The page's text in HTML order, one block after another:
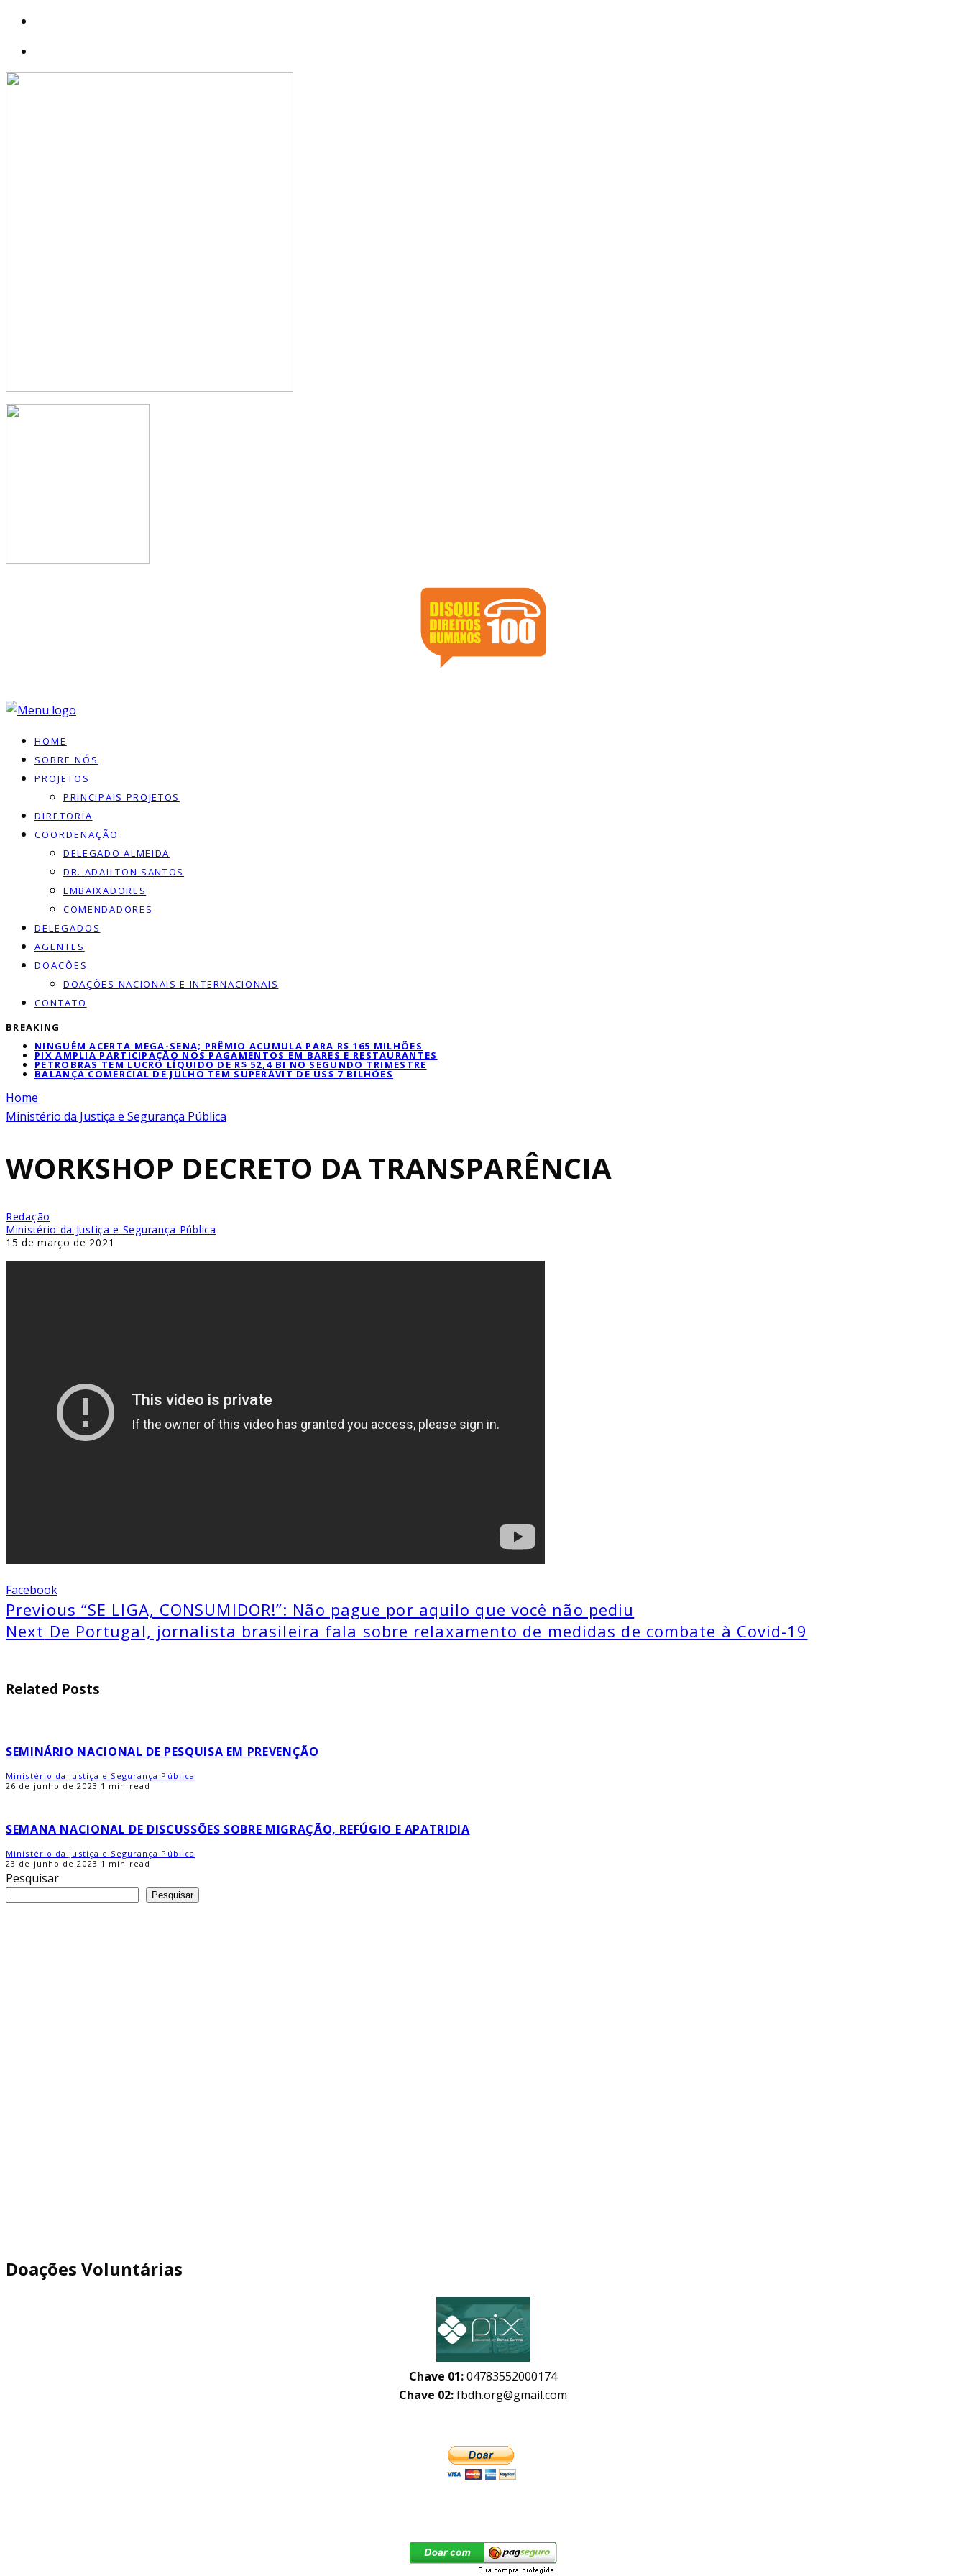
HOME
SOBRE NÓS
PROJETOS
PRINCIPAIS PROJETOS
DIRETORIA
COORDENAÇÃO
DELEGADO ALMEIDA
DR. ADAILTON SANTOS
EMBAIXADORES
COMENDADORES
DELEGADOS
AGENTES
DOACÕES
DOAÇÕES NACIONAIS E INTERNACIONAIS
CONTATO
BREAKING
NINGUÉM ACERTA MEGA-SENA; PRÊMIO ACUMULA PARA R$ 165 MILHÕES
PIX AMPLIA PARTICIPAÇÃO NOS PAGAMENTOS EM BARES E RESTAURANTES
PETROBRAS TEM LUCRO LÍQUIDO DE R$ 52,4 BI NO SEGUNDO TRIMESTRE
BALANÇA COMERCIAL DE JULHO TEM SUPERÁVIT DE US$ 7 BILHÕES
Home
Ministério da Justiça e Segurança Pública
WORKSHOP DECRETO DA TRANSPARÊNCIA
Redação
Ministério da Justiça e Segurança Pública
15 de março de 2021
Facebook
Previous “SE LIGA, CONSUMIDOR!”: Não pague por aquilo que você não pediu
Next De Portugal, jornalista brasileira fala sobre relaxamento de medidas de combate à Covid-19
Related Posts
SEMINÁRIO NACIONAL DE PESQUISA EM PREVENÇÃO
Ministério da Justiça e Segurança Pública
26 de junho de 2023 1 min read
SEMANA NACIONAL DE DISCUSSÕES SOBRE MIGRAÇÃO, REFÚGIO E APATRIDIA
Ministério da Justiça e Segurança Pública
23 de junho de 2023 1 min read
Pesquisar
Pesquisar
Doações Voluntárias
Chave 01:04783552000174
Chave 02:fbdh.org@gmail.com